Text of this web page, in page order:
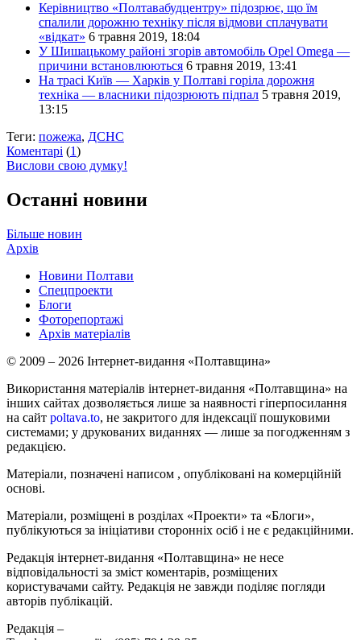
Керівництво «Полтавабудцентру» підозрює, що їм
спалили дорожню техніку після відмови сплачувати
«відкат» 6 травня 2019, 18:04
У Шишацькому районі згорів автомобіль Opel Omega —
причини встановлюються 6 травня 2019, 13:41
На трасі Київ — Харків у Полтаві горіла дорожня
техніка — власники підозрюють підпал 5 травня 2019,
13:15
Теги: пожежа, ДСНС
Коментарі (1)
Вислови свою думку!
Останні новини
Більше новин
Архів
Новини Полтави
Спецпроекти
Блоги
Фоторепортажі
Архів матеріалів
© 2009 – 2026 Інтернет-видання «Полтавщина»
Використання матеріалів інтернет-видання «Полтавщина» на
інших сайтах дозволяється лише за наявності гіперпосилання
на сайт poltava.to, не закритого для індексації пошуковими
системами; у друкованих виданнях — лише за погодженням з
редакцією.
Матеріали, позначені написом , опубліковані на комерційній
основі.
Матеріали, розміщені в розділах «Проекти» та «Блоги»,
публікуються за ініціативи сторонніх осіб і не є редакційними.
Редакція інтернет-видання «Полтавщина» не несе
відповідальності за зміст коментарів, розміщених
користувачами сайту. Редакція не завжди поділяє погляди
авторів публікацій.
Редакція –